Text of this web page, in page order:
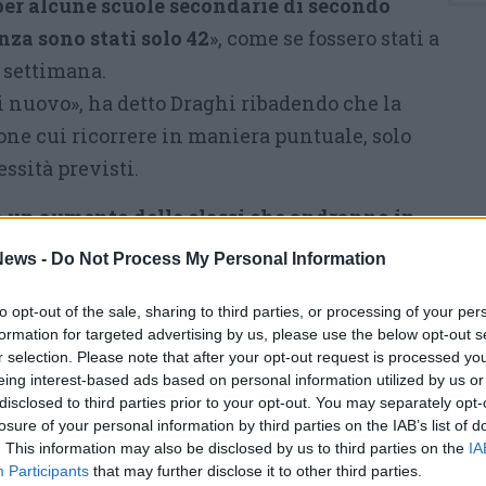
- Do Not Process My Personal Information
opt-out of the sale, sharing to third parties, or processing of your
for targeted advertising by us, please use the below opt-out
selection. Please note that after your opt-out request is processed
interest-based ads based on personal information utilized by us
to third parties prior to your opt-out. You may separately
of your personal information by third parties on the IAB’s list of
This information may also be disclosed by us to third parties on the
Participants that may further disclose it to other third parties.
alcune scuole secondarie di secondo
sono stati solo 42», come se fossero stati a
nuovo», ha detto Draghi ribadendo che la
cui ricorrere in maniera puntuale, solo
previsti.
un aumento delle classi che andranno in
– ha ammesso il Capo del Governo –
un ricorso generalizzato alla
aperta in presenza e non potrebbe essere
a chiedere ai ragazzi di stare a casa da
sport tutto il pomeriggio e andare in
senso chiudere la scuola prima di aver